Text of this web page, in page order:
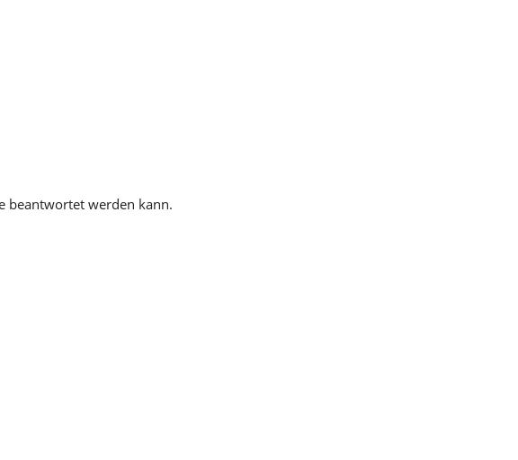
beantwortet werden kann.